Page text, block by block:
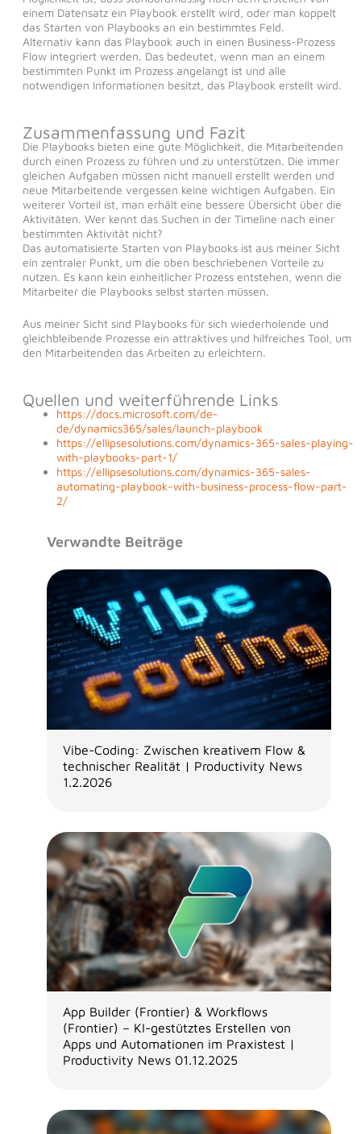
einem Datensatz ein Playbook erstellt wird, oder man koppelt
das Starten von Playbooks an ein bestimmtes Feld.
Alternativ kann das Playbook auch in einen Business-Prozess
Flow integriert werden. Das bedeutet, wenn man an einem
bestimmten Punkt im Prozess angelangt ist und alle
notwendigen Informationen besitzt, das Playbook erstellt wird.
Zusammenfassung und Fazit
Die Playbooks bieten eine gute Möglichkeit, die Mitarbeitenden
durch einen Prozess zu führen und zu unterstützen. Die immer
gleichen Aufgaben müssen nicht manuell erstellt werden und
neue Mitarbeitende vergessen keine wichtigen Aufgaben. Ein
weiterer Vorteil ist, man erhält eine bessere Übersicht über die
Aktivitäten. Wer kennt das Suchen in der Timeline nach einer
bestimmten Aktivität nicht?
Das automatisierte Starten von Playbooks ist aus meiner Sicht
ein zentraler Punkt, um die oben beschriebenen Vorteile zu
nutzen. Es kann kein einheitlicher Prozess entstehen, wenn die
Mitarbeiter die Playbooks selbst starten müssen.
Aus meiner Sicht sind Playbooks für sich wiederholende und
gleichbleibende Prozesse ein attraktives und hilfreiches Tool, um
den Mitarbeitenden das Arbeiten zu erleichtern.
Quellen und weiterführende Links
https://docs.microsoft.com/de-
de/dynamics365/sales/launch-playbook
https://ellipsesolutions.com/dynamics-365-sales-playing-
with-playbooks-part-1/
https://ellipsesolutions.com/dynamics-365-sales-
automating-playbook-with-business-process-flow-part-
2/
Verwandte Beiträge
Vibe-Coding: Zwischen kreativem Flow &
technischer Realität | Productivity News
1.2.2026
App Builder (Frontier) & Workflows
(Frontier) – KI-gestütztes Erstellen von
Apps und Automationen im Praxistest |
Productivity News 01.12.2025